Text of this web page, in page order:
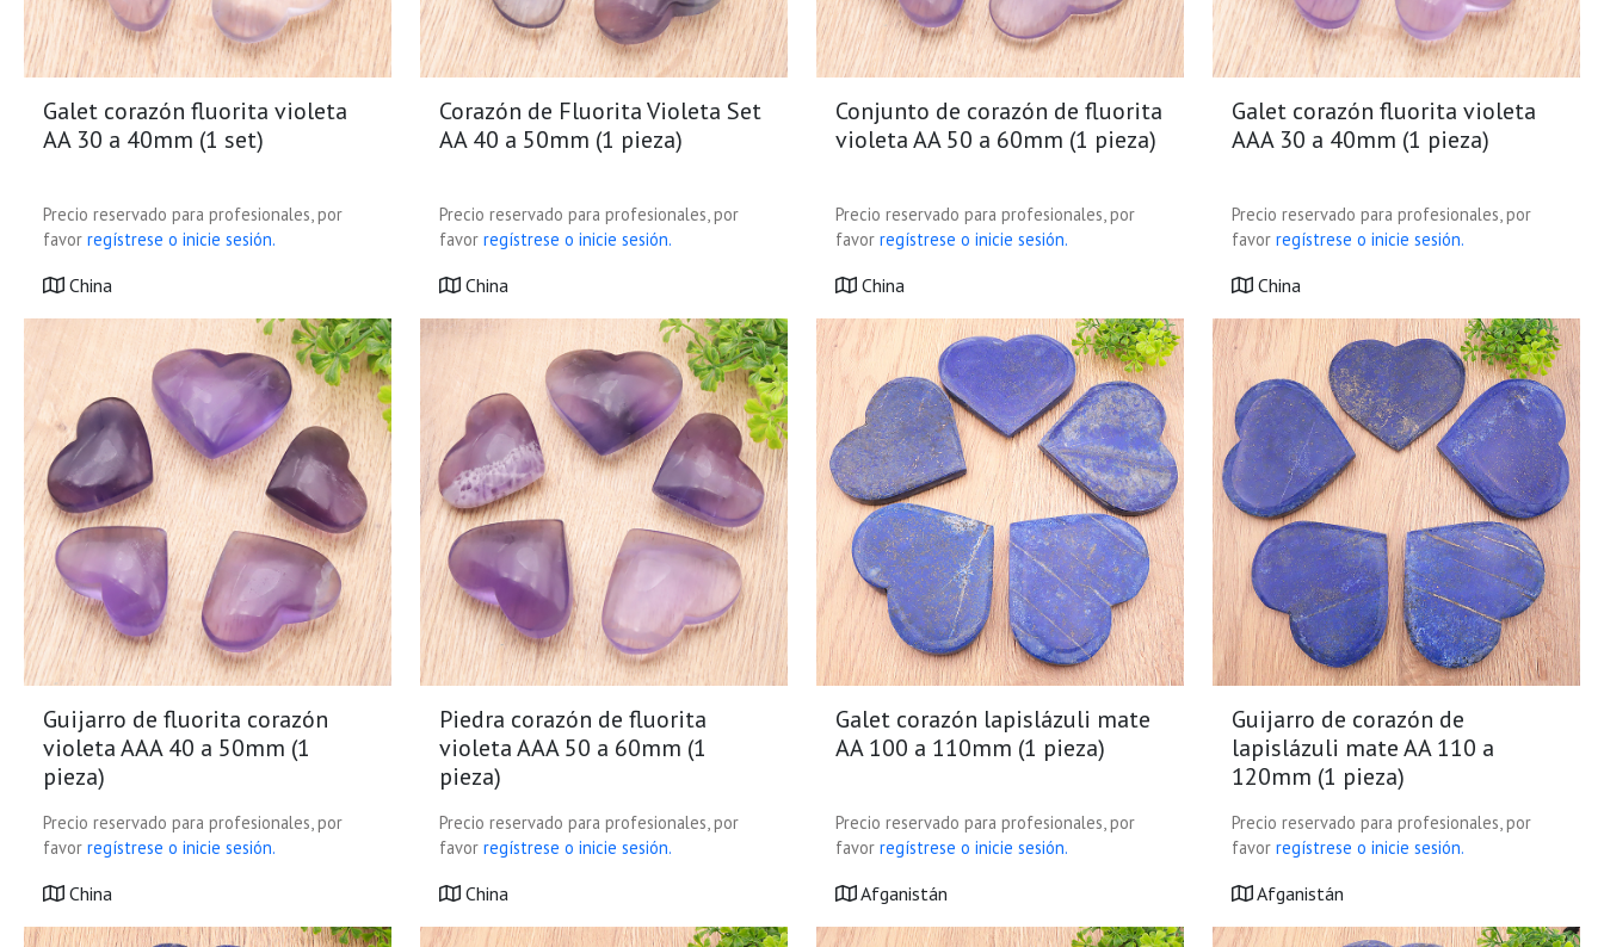
Galet corazón fluorita violeta
AA 30 a 40mm (1 set)
Precio reservado para profesionales, por
favor regístrese o inicie sesión.
China
Corazón de Fluorita Violeta Set
AA 40 a 50mm (1 pieza)
Precio reservado para profesionales, por
favor regístrese o inicie sesión.
China
Conjunto de corazón de fluorita
violeta AA 50 a 60mm (1 pieza)
Precio reservado para profesionales, por
favor regístrese o inicie sesión.
China
Galet corazón fluorita violeta
AAA 30 a 40mm (1 pieza)
Precio reservado para profesionales, por
favor regístrese o inicie sesión.
China
Guijarro de fluorita corazón
violeta AAA 40 a 50mm (1
pieza)
Precio reservado para profesionales, por
favor regístrese o inicie sesión.
China
Piedra corazón de fluorita
violeta AAA 50 a 60mm (1
pieza)
Precio reservado para profesionales, por
favor regístrese o inicie sesión.
China
Galet corazón lapislázuli mate
AA 100 a 110mm (1 pieza)
Precio reservado para profesionales, por
favor regístrese o inicie sesión.
Afganistán
Guijarro de corazón de
lapislázuli mate AA 110 a
120mm (1 pieza)
Precio reservado para profesionales, por
favor regístrese o inicie sesión.
Afganistán